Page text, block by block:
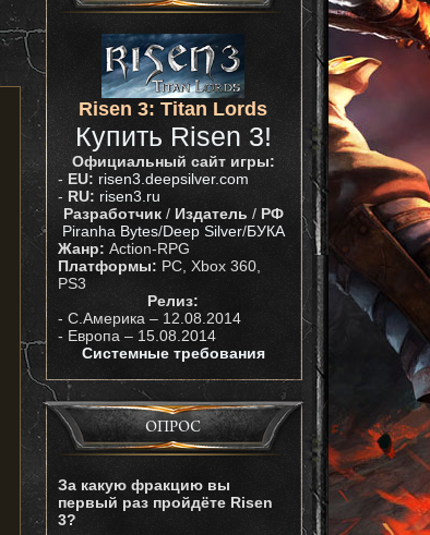
Risen 3: Titan Lords
Купить Risen 3!
Официальный сайт игры:
- EU: risen3.deepsilver.com
- RU: risen3.ru
Разработчик/ Издатель / РФ
Piranha Bytes/Deep Silver/БУКА
Жанр: Action-RPG
Платформы: PC, Xbox 360,
PS3
Релиз:
- С.Америка – 12.08.2014
- Европа – 15.08.2014
Системные требования
ОПРОС
За какую фракцию вы
первый раз пройдёте Risen
3?